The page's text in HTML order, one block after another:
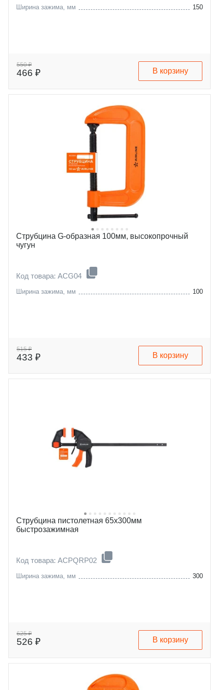
Ширина зажима, мм 150
550 ₽
466 ₽ В корзину
Струбцина G-образная 100мм, высокопрочный
чугун
Код товара: ACG04
Ширина зажима, мм 100
515 ₽
433 ₽ В корзину
Струбцина пистолетная 65х300мм
быстрозажимная
Код товара: ACPQRP02
Ширина зажима, мм 300
625 ₽
526 ₽ В корзину